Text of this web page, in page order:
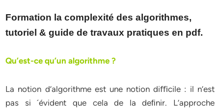
Formation la complexité des algorithmes,
tutoriel & guide de travaux pratiques en pdf.
Qu’est-ce qu’un algorithme ?
La notion d’algorithme est une notion diﬃcile : il n’est
pas si ´évident que cela de la deﬁnir. L’approche